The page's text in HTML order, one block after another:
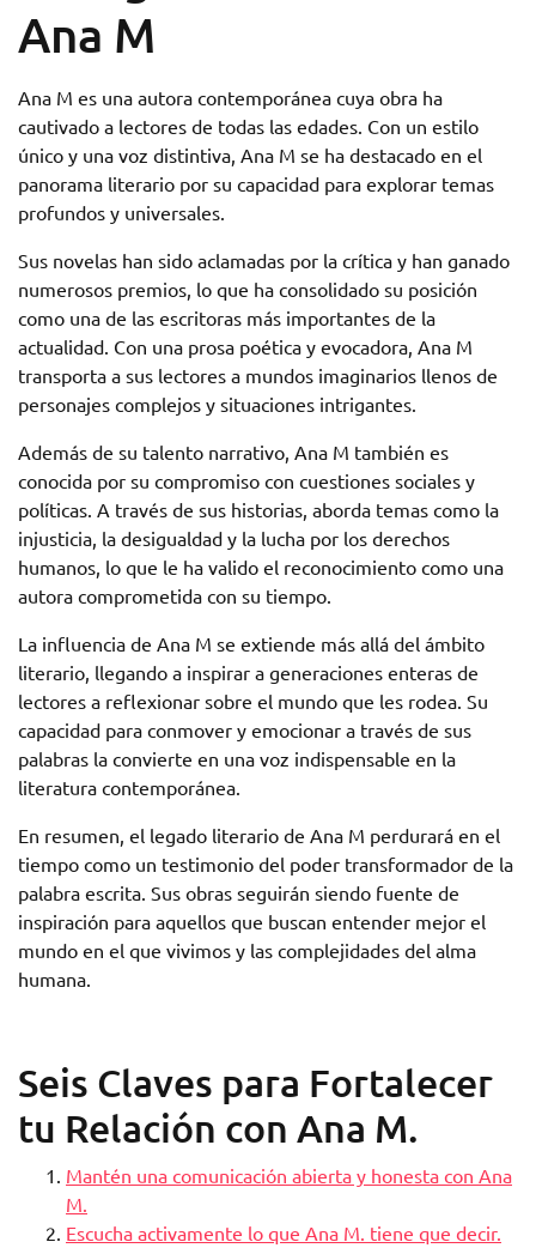
Ana M
Ana M es una autora contemporánea cuya obra ha
cautivado a lectores de todas las edades. Con un estilo
único y una voz distintiva, Ana M se ha destacado en el
panorama literario por su capacidad para explorar temas
profundos y universales.
Sus novelas han sido aclamadas por la crítica y han ganado
numerosos premios, lo que ha consolidado su posición
como una de las escritoras más importantes de la
actualidad. Con una prosa poética y evocadora, Ana M
transporta a sus lectores a mundos imaginarios llenos de
personajes complejos y situaciones intrigantes.
Además de su talento narrativo, Ana M también es
conocida por su compromiso con cuestiones sociales y
políticas. A través de sus historias, aborda temas como la
injusticia, la desigualdad y la lucha por los derechos
humanos, lo que le ha valido el reconocimiento como una
autora comprometida con su tiempo.
La influencia de Ana M se extiende más allá del ámbito
literario, llegando a inspirar a generaciones enteras de
lectores a reflexionar sobre el mundo que les rodea. Su
capacidad para conmover y emocionar a través de sus
palabras la convierte en una voz indispensable en la
literatura contemporánea.
En resumen, el legado literario de Ana M perdurará en el
tiempo como un testimonio del poder transformador de la
palabra escrita. Sus obras seguirán siendo fuente de
inspiración para aquellos que buscan entender mejor el
mundo en el que vivimos y las complejidades del alma
humana.
Seis Claves para Fortalecer
tu Relación con Ana M.
Mantén una comunicación abierta y honesta con Ana
M.
Escucha activamente lo que Ana M. tiene que decir.